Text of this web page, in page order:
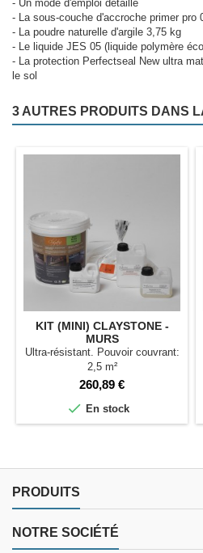
- Un mode d'emploi détaillé
- La sous-couche d'accroche primer pro
- La poudre naturelle d'argile 3,75 kg
- Le liquide JES 05 (liquide polymère
- La protection Perfectseal New ultra
le sol
3 AUTRES PRODUITS DANS
KIT (MINI) CLAYSTONE -
MURS
Ultra-résistant. Pouvoir couvrant:
2,5 m²
Prix
260,89 €
 En stock
PRODUITS
NOTRE SOCIÉTÉ